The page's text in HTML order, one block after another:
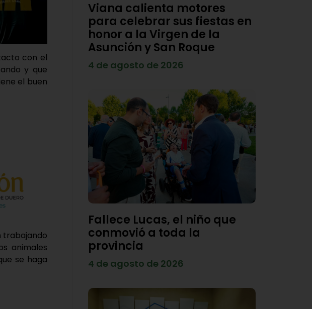
con el
y que
el buen
trabajando
animales
se haga
Viana calienta motores
para celebrar sus fiestas en
honor a la Virgen de la
Asunción y San Roque
4 de agosto de 2026
Fallece Lucas, el niño que
conmovió a toda la
provincia
4 de agosto de 2026